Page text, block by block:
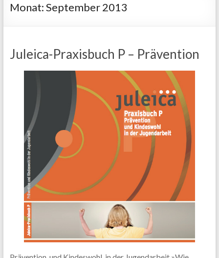
vision
Monat:September 2013
Juleica-Praxisbuch P – Prävention